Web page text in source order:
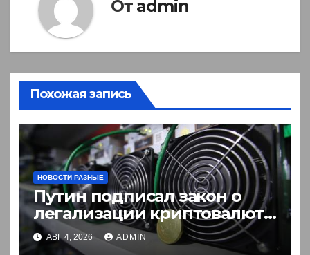
От admin
Похожая запись
НОВОСТИ РАЗНЫЕ
Путин подписал закон о
легализации криптовалют
в России. Что нужно знать
АВГ 4, 2026 ADMIN